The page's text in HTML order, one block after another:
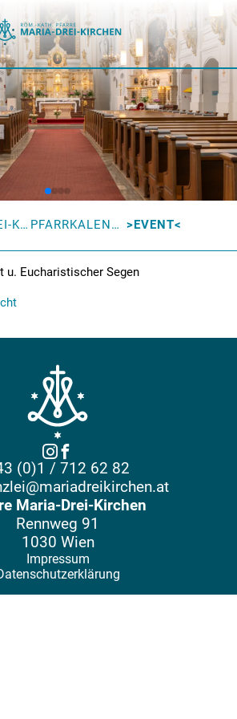
MARIA-DREI-KIRCHEN PFARRKALENDER EVENT
u. Eucharistischer Segen
(0)1 / 712 62 82
Maria-Drei-Kirchen
Rennweg 91
1030 Wien
Impressum